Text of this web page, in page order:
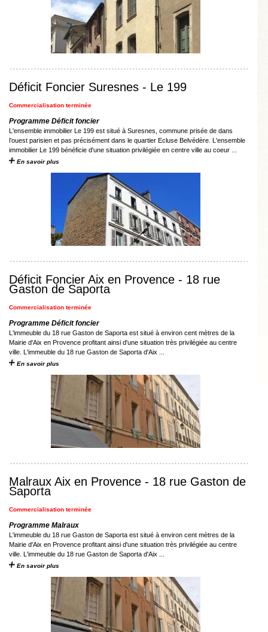
Déficit Foncier Suresnes - Le 199
Commercialisation terminée
Programme Déficit foncier
L'ensemble immobilier Le 199 est situé à Suresnes, commune prisée de dans
l’ouest parisien et pas précisément dans le quartier Ecluse Belvédère. L'ensemble
immobilier Le 199 bénéficie d'une situation privilégiée en centre ville au coeur ...
En savoir plus
Déficit Foncier Aix en Provence - 18 rue
Gaston de Saporta
Commercialisation terminée
Programme Déficit foncier
L'immeuble du 18 rue Gaston de Saporta est situé à environ cent mètres de la
Mairie d'Aix en Provence profitant ainsi d'une situation très privilégiée au centre
ville. L'immeuble du 18 rue Gaston de Saporta d'Aix ...
En savoir plus
Malraux Aix en Provence - 18 rue Gaston de
Saporta
Commercialisation terminée
Programme Malraux
L'immeuble du 18 rue Gaston de Saporta est situé à environ cent mètres de la
Mairie d'Aix en Provence profitant ainsi d'une situation très privilégiée au centre
ville. L'immeuble du 18 rue Gaston de Saporta d'Aix ...
En savoir plus